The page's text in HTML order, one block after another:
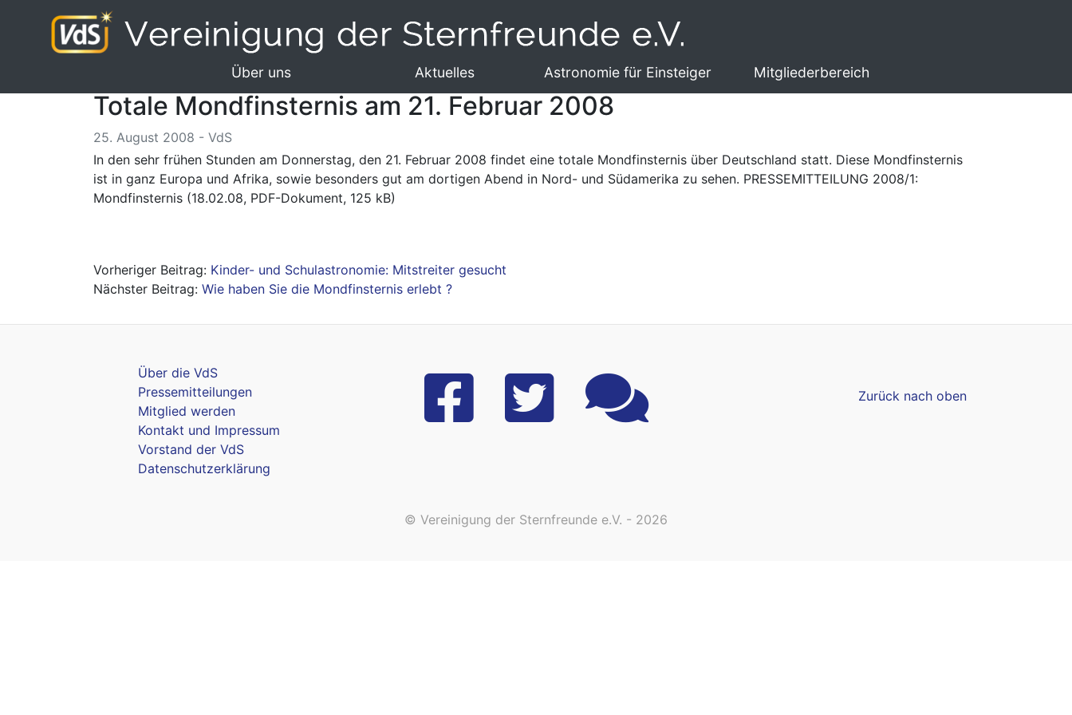
Über uns Aktuelles Astronomie für Einsteiger Mitgliederbereich
Totale Mondfinsternis am 21. Februar 2008
25. August 2008 - VdS
In den sehr frühen Stunden am Donnerstag, den 21. Februar 2008 findet eine totale Mondfinsternis über Deutschland statt. Diese Mondfinsternis
ist in ganz Europa und Afrika, sowie besonders gut am dortigen Abend in Nord- und Südamerika zu sehen. PRESSEMITTEILUNG 2008/1:
Mondfinsternis (18.02.08, PDF-Dokument, 125 kB)
BeitragsnavigationKinder- und Schulastronomie: Mitstreiter gesucht
Wie haben Sie die Mondfinsternis erlebt ?
Über die VdS
Pressemitteilungen
Mitglied werden
Kontakt und Impressum
Vorstand der VdS
Datenschutzerklärung
Zurück nach oben
© Vereinigung der Sternfreunde e.V. - 2026